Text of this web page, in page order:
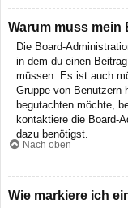
Warum muss mein
Die Board-
in dem du einen
müssen. Es ist auch
Gruppe von Benutzern
begutachten möchte,
kontaktiere die Board-
dazu benötigst.
Nach oben
Wie markiere ich